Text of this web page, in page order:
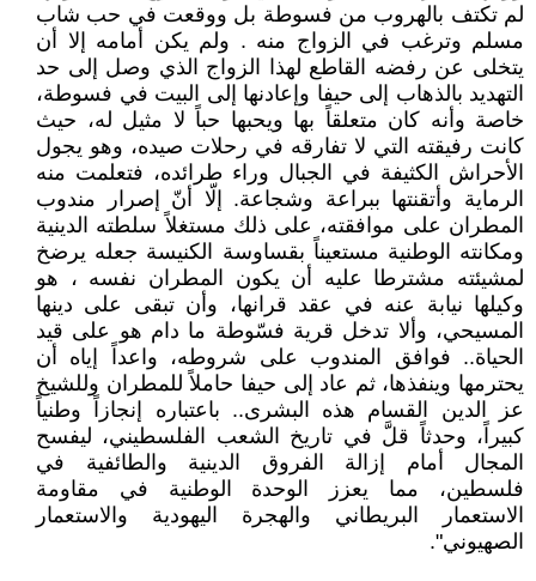
لم تكتف بالهروب من فسوطة بل ووقعت في حب شاب
مسلم وترغب في الزواج منه . ولم يكن أمامه إلا أن
يتخلى عن رفضه القاطع لهذا الزواج الذي وصل إلى حد
التهديد بالذهاب إلى حيفا وإعادنها إلى البيت في فسوطة،
خاصة وأنه كان متعلقاً بها ويحبها حباً لا مثيل له، حيث
كانت رفيقته التي لا تفارقه في رحلات صيده، وهو يجول
الأحراش الكثيفة في الجبال وراء طرائده، فتعلمت منه
الرماية وأتقنتها ببراعة وشجاعة. إلّا أنّ إصرار مندوب
المطران على موافقته، على ذلك مستغلاً سلطته الدينية
ومكانته الوطنية مستعيناً بقساوسة الكنيسة جعله يرضخ
لمشيئته مشترطا عليه أن يكون المطران نفسه ، هو
وكيلها نيابة عنه في عقد قرانها، وأن تبقى على دينها
المسيحي، وألا تدخل قرية فسّوطة ما دام هو على قيد
الحياة.. فوافق المندوب على شروطه، واعداً إياه أن
يحترمها وينفذها، ثم عاد إلى حيفا حاملاً للمطران وللشيخ
عز الدين القسام هذه البشرى.. باعتباره إنجازاً وطنياً
كبيراً، وحدثاً قلَّ في تاريخ الشعب الفلسطيني، ليفسح
المجال أمام إزالة الفروق الدينية والطائفية في
فلسطين، مما يعزز الوحدة الوطنية في مقاومة
الاستعمار البريطاني والهجرة اليهودية والاستعمار
الصهيوني".